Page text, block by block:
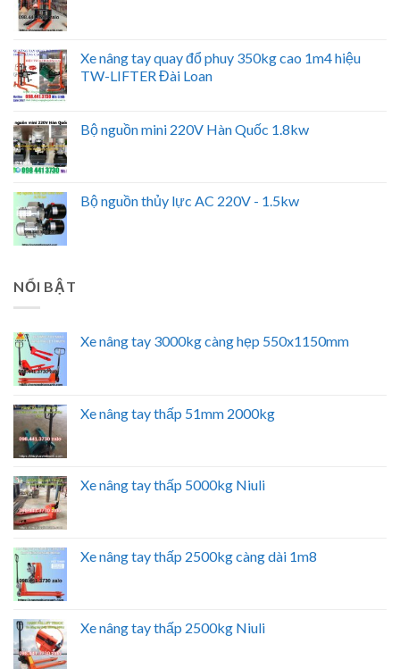
Xe nâng tay quay đổ phuy 350kg cao 1m4 hiệu
TW-LIFTER Đài Loan
Bộ nguồn mini 220V Hàn Quốc 1.8kw
Bộ nguồn thủy lực AC 220V - 1.5kw
NỔI BẬT
Xe nâng tay 3000kg càng hẹp 550x1150mm
Xe nâng tay thấp 51mm 2000kg
Xe nâng tay thấp 5000kg Niuli
Xe nâng tay thấp 2500kg càng dài 1m8
Xe nâng tay thấp 2500kg Niuli